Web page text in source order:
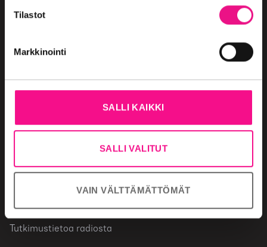
heidän palvelujaan (esim. Google).
Tilastot
Markkinointi
SALLI KAIKKI
SALLI VALITUT
VAIN VÄLTTÄMÄTTÖMÄT
Miksi valita radio
Radiotoimiala
Tutkimustietoa radiosta